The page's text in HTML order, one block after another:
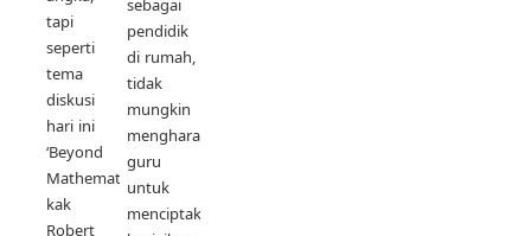
tapi
seperti
tema
diskusi
hari ini
‘Beyond
Mathematics’
kak
Robert
sebagai
pendidik
di rumah,
tidak
mungkin
mengharapkan
guru
untuk
menciptakan